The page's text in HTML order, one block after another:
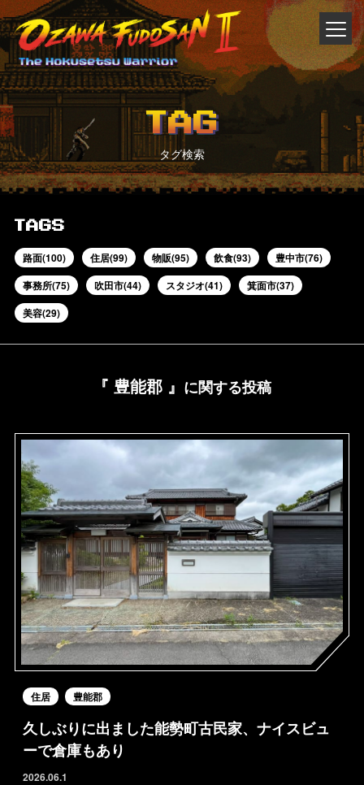
TAG
タグ検索
TAGS
路面(100) 住居(99) 物販(95) 飲食(93)
豊中市(76)
事務所(75)
吹田市(44) スタジオ(41)
箕面市(37)
美容(29)
『 豊能郡 』 に関する投稿
住居 豊能郡
久しぶりに出ました能勢町古民家、ナイスビュ
ーで倉庫もあり
2026.06.1